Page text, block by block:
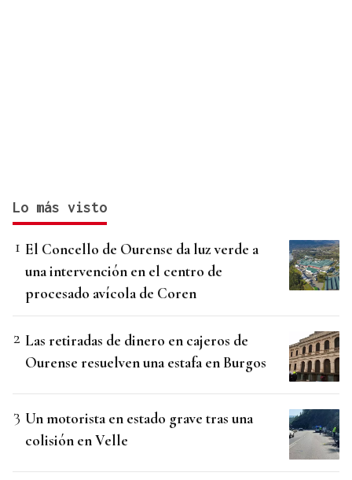
Lo más visto
El Concello de Ourense da luz verde a
una intervención en el centro de
procesado avícola de Coren
Las retiradas de dinero en cajeros de
Ourense resuelven una estafa en Burgos
Un motorista en estado grave tras una
colisión en Velle